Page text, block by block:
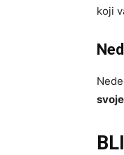
koji